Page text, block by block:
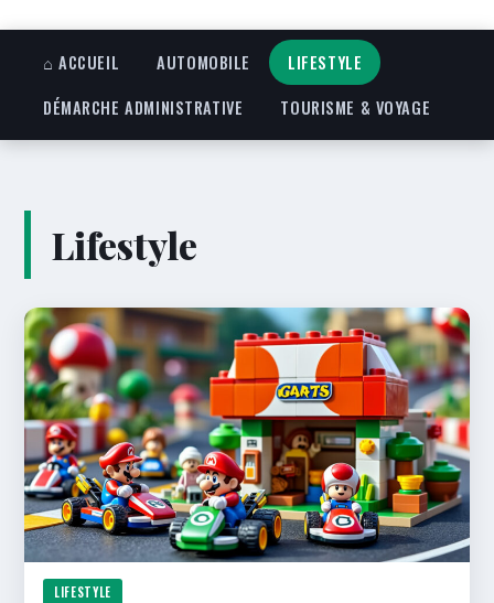
⌂ ACCUEIL AUTOMOBILE
LIFESTYLE
DÉMARCHE ADMINISTRATIVE
TOURISME & VOYAGE
Lifestyle
LIFESTYLE